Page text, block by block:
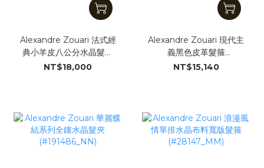
Alexandre Zouari 法式經
典小羊皮八公分水晶髮夾
(#191462_NN)
NT$18,000
Alexandre Zouari 現代主
義黑色皮革髮箍
(#191363_NN)
NT$15,140